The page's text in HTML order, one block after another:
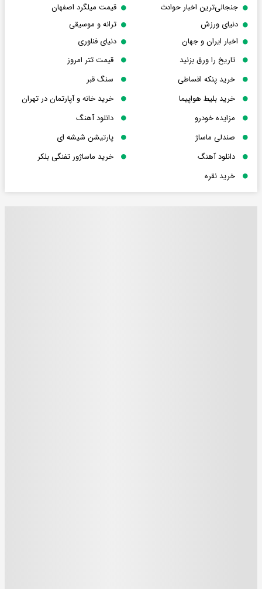
جنجالی‌ترین اخبار حوادث
قیمت میلگرد اصفهان
دنیای ورزش
ترانه و موسیقی
اخبار ایران و جهان
دنیای فناوری
تاریخ را ورق بزنید
قیمت تتر امروز
خرید پنکه اقساطی
سنگ قبر
خرید بلیط هواپیما
خرید خانه و آپارتمان در تهران
مزایده خودرو
دانلود آهنگ
صندلی ماساژ
پارتیشن شیشه ای
دانلود آهنگ
خرید ماساژور تفنگی بلکر
خرید نقره